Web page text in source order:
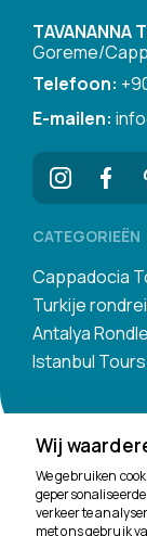
TAVANANNA
Goreme/
Telefoon:
E-mailen:
CATEGORIEËN
Cappadocia
Turkije
Antalya
Istanbul Tours
Wij
We gebruiken
verkeer te
met ons gebruik
We helpen